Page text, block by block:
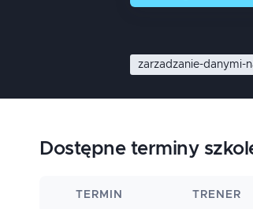
zarzadzanie-danymi-
Dostępne terminy
TERMIN TRENER